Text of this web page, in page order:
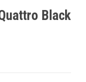
Black